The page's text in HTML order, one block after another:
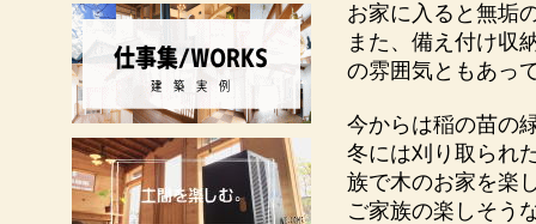
お家に入ると無垢
また、備え付け収
の雰囲気ともあっ
今からは稲の苗の
冬には刈り取られ
族で木のお家を楽
ご家族の楽しそう